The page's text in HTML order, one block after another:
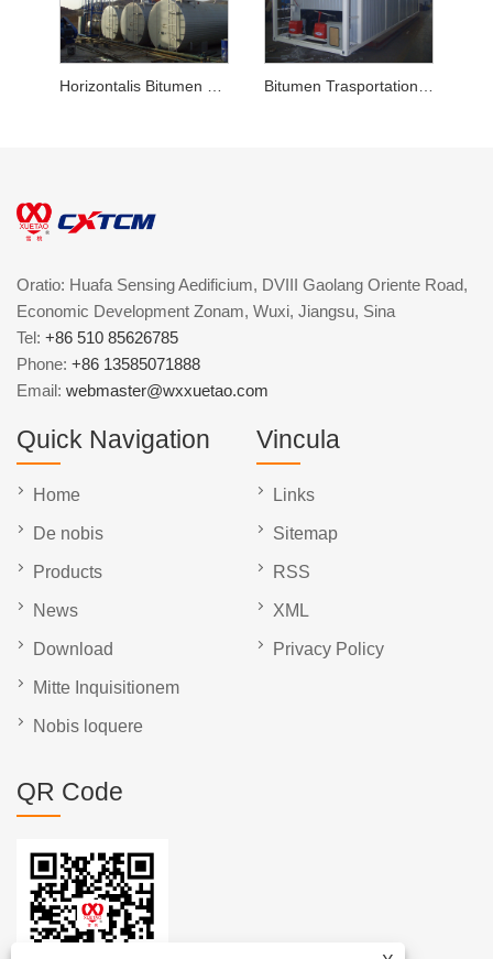
Oratio: Huafa Sensing Aedificium, DVIII Gaolang Oriente Road,
Economic Development Zonam, Wuxi, Jiangsu, Sina
Tel: +86 510 85626785
Phone: +86 13585071888
Email: webmaster@wxxuetao.com
Quick Navigation
Home
De nobis
Products
News
Download
Mitte Inquisitionem
Nobis loquere
Vincula
Links
Sitemap
RSS
XML
Privacy Policy
QR Code